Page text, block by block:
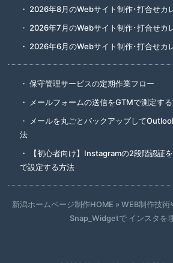
2026年8月のWebサイト制作･打合せカ
2026年7月のWebサイト制作･打合せカ
2026年6月のWebサイト制作･打合せカ
保守管理サービスの定期作業フロー
メールフォームの送信をGTMで測定す
メールを丸ごとバックアップして
法
【初心者向け】Instagramの2段階認
で設定する方法
新潟ホームページ制作HOME » WEB制作技術
Snap_Widgetで インスタを